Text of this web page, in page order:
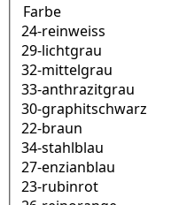
Farbe
24-reinweiss
29-lichtgrau
32-mittelgrau
33-anthrazitgrau
30-graphitschwarz
22-braun
34-stahlblau
27-enzianblau
23-rubinrot